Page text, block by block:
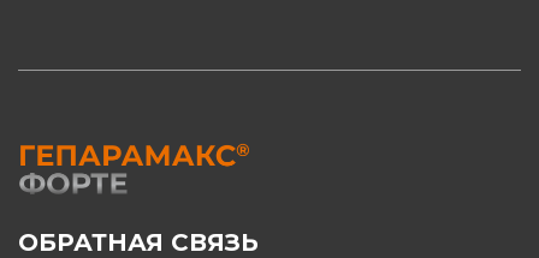
ОБРАТНАЯ СВЯЗЬ